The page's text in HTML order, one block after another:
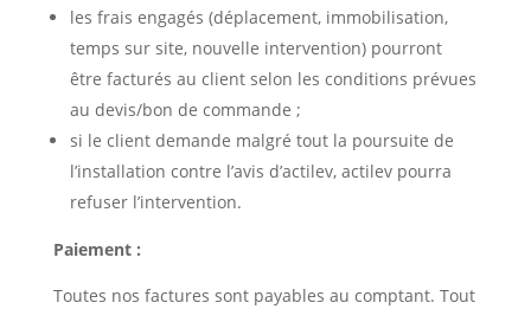
les frais engagés (déplacement, immobilisation,
temps sur site, nouvelle intervention) pourront
être facturés au client selon les conditions prévues
au devis/bon de commande ;
si le client demande malgré tout la poursuite de
l’installation contre l’avis d’actilev, actilev pourra
refuser l’intervention.
Paiement :
Toutes nos factures sont payables au comptant. Tout